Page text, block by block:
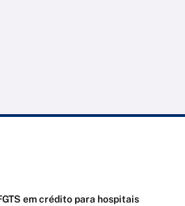
em crédito para hospitais